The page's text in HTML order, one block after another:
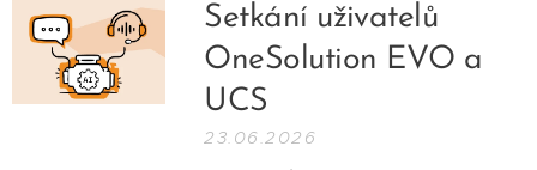
Setkání uživatelů
OneSolution EVO a
UCS
23.06.2026